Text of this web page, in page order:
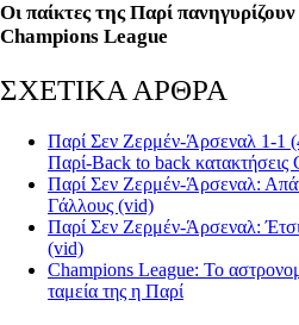
Οι παίκτες της Παρί
Champions League
ΣΧΕΤΙΚΑ ΑΡΘΡΑ
Παρί Σεν Ζερμέν-Άρσεναλ 1-1
Παρί-Back to back κατακτήσεις
Παρί Σεν Ζερμέν-Άρσεναλ:
Γάλλους (vid)
Παρί Σεν Ζερμέν-Άρσεναλ:
(vid)
Champions League: Το
ταμεία της η Παρί